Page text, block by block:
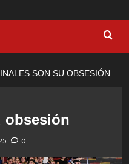
SON SU OBSESIÓN
obsesión
0